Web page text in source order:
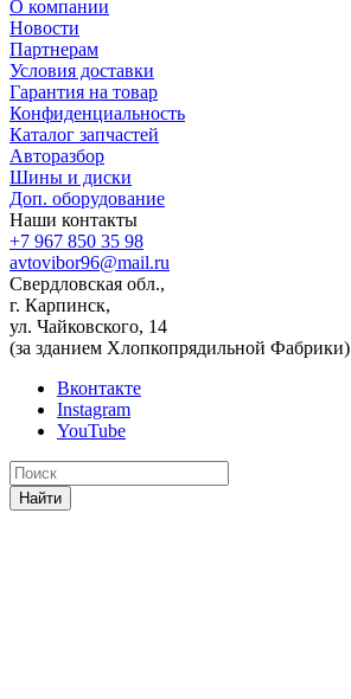
О компании
Новости
Партнерам
Условия доставки
Гарантия на товар
Конфиденциальность
Каталог запчастей
Авторазбор
Шины и диски
Доп. оборудование
Наши контакты
+7 967 850 35 98
avtovibor96@mail.ru
Свердловская обл.,
г. Карпинск,
ул. Чайковского, 14
(за зданием Хлопкопрядильной Фабрики)
Вконтакте
Instagram
YouTube
Найти